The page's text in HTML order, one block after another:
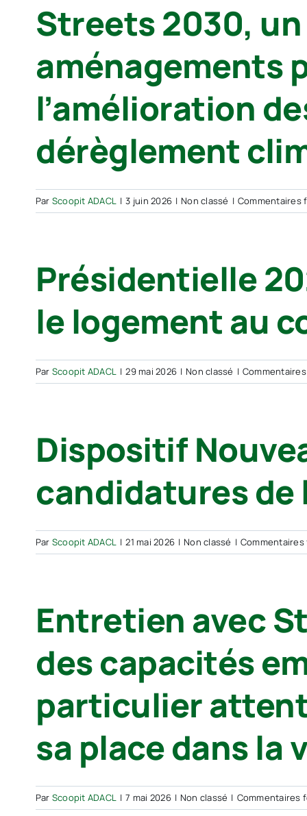
Streets 2030,
aménagements
l’amélioration
dérèglement
Par Scoopit ADACL | 3 juin 2026 | Non classé | Commentaires
Présidentielle
le logement au
Par Scoopit ADACL | 29 mai 2026 | Non classé |
Dispositif
candidatures de
Par Scoopit ADACL | 21 mai 2026 | Non classé | Commentaires
Entretien avec
des capacités
particulier
sa place dans la
Par Scoopit ADACL | 7 mai 2026 | Non classé | Commentaires